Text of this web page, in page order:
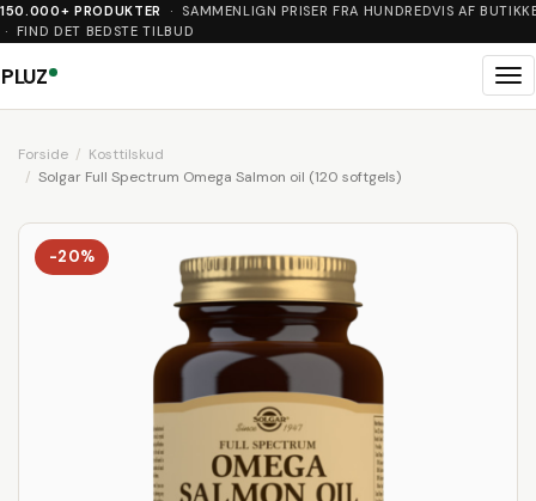
150.000+ PRODUKTER
· SAMMENLIGN PRISER FRA HUNDREDVIS AF
· FIND DET BEDSTE TILBUD
PLUZ
Forside
Kosttilskud
Solgar Full Spectrum Omega Salmon oil (120 softgels)
-20%